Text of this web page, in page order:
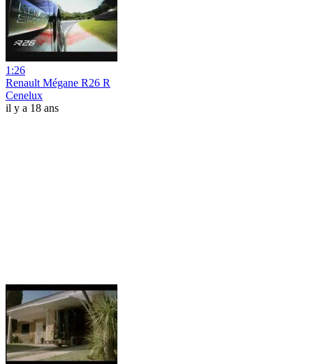
1:26
Renault Mégane R26 R
Cenelux
il y a 18 ans